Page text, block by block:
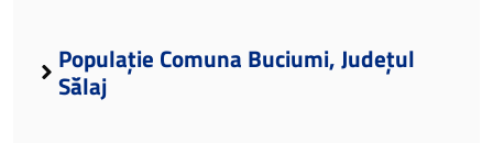
Populație Comuna Buciumi, Județul
Sălaj